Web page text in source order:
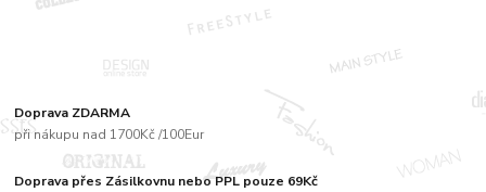
Doprava ZDARMA
při nákupu nad 1700Kč /100Eur
Doprava přes Zásilkovnu nebo PPL pouze 69Kč